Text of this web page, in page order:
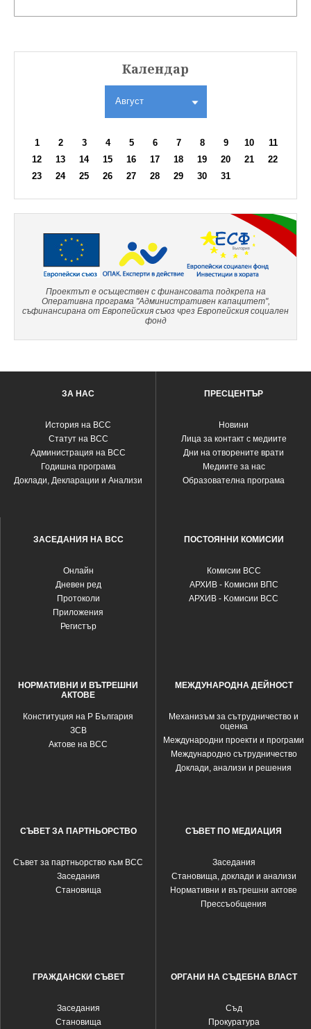
Календар
Август
1 2 3 4 5 6 7 8 9 10
11
12
13 14 15 16 17 18 19 20 21
22
23
24 25 26 27 28 29 30 31
Проектът е осъществен с финансовата подкрепа на
Оперативна програма "Административен капацитет",
съфинансирана от Европейския съюз чрез Европейския социален
фонд
ЗА НАС
История на ВСС
Статут на ВСС
Администрация на ВСС
Годишна програма
Доклади, Декларации и Анализи
ПРЕСЦЕНТЪР
Новини
Лица за контакт с медиите
Дни на отворените врати
Медиите за нас
Образователна програма
ЗАСЕДАНИЯ НА ВСС
Oнлайн
Дневен ред
Протоколи
Приложения
Регистър
ПОСТОЯННИ КОМИСИИ
Комисии ВСС
АРХИВ - Комисии ВПС
АРХИВ - Kомисии ВСС
НОРМАТИВНИ И ВЪТРЕШНИ
АКТОВЕ
Конституция на Р България
ЗСВ
Актове на ВСС
МЕЖДУНАРОДНА ДЕЙНОСТ
Механизъм за сътрудничество и
оценка
Международни проекти и програми
Международно сътрудничество
Доклади, анализи и решения
СЪВЕТ ЗА ПАРТНЬОРСТВО
Съвет за партньорство към ВСС
Заседания
Становища
СЪВЕТ ПО МЕДИАЦИЯ
Заседания
Становища, доклади и анализи
Нормативни и вътрешни актове
Прессъобщения
ГРАЖДАНСКИ СЪВЕТ
Заседания
Становища
ОРГАНИ НА СЪДЕБНА ВЛАСТ
Съд
Прокуратура